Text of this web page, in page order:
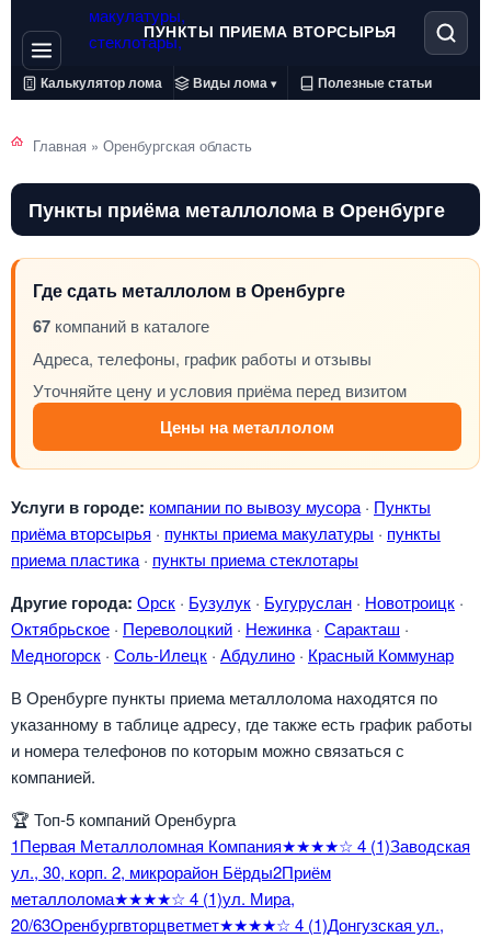
ПУНКТЫ ПРИЕМА ВТОРСЫРЬЯ
Калькулятор лома Виды лома ▾ Полезные статьи
Главная » Оренбургская область
Пункты приёма металлолома в Оренбурге
Где сдать металлолом в Оренбурге
67 компаний в каталоге
Адреса, телефоны, график работы и отзывы
Уточняйте цену и условия приёма перед визитом
Цены на металлолом
Услуги в городе: компании по вывозу мусора · Пункты
приёма вторсырья · пункты приема макулатуры · пункты
приема пластика · пункты приема стеклотары
Другие города: Орск · Бузулук · Бугуруслан · Новотроицк ·
Октябрьское · Переволоцкий · Нежинка · Саракташ ·
Медногорск · Соль-Илецк · Абдулино · Красный Коммунар
В Оренбурге пункты приема металлолома находятся по
указанному в таблице адресу, где также есть график работы
и номера телефонов по которым можно связаться с
компанией.
🏆 Топ-5 компаний Оренбурга
1Первая Металлоломная Компания★★★★☆ 4 (1)Заводская
ул., 30, корп. 2, микрорайон Бёрды2Приём
металлолома★★★★☆ 4 (1)ул. Мира,
20/63Оренбургвторцветмет★★★★☆ 4 (1)Донгузская ул.,